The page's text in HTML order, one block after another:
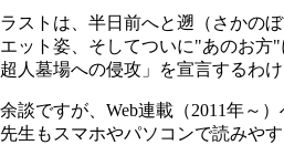
ラストは、半日前へと遡（さかの
エット姿、そしてついに"あのお方
超人墓場への侵攻」を宣言するわけ
余談ですが、 Web連載（2011年～）
先生もスマホやパソコンで読みや